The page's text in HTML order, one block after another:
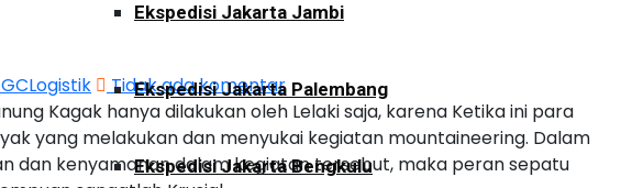
Ekspedisi Jakarta Jambi
Ekspedisi Jakarta Palembang
Ekspedisi Jakarta Bengkulu
GCLogistik
Tidak ada komentar
Kagak hanya dilakukan oleh Lelaki saja, karena Ketika ini para
yang melakukan dan menyukai kegiatan mountaineering. Dalam
dan kenyamanan dalam kegiatan tersebut, maka peran sepatu